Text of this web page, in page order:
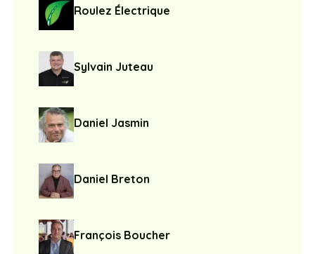
Daniel Jasmin
Daniel Breton
François Boucher
Jacques Duval